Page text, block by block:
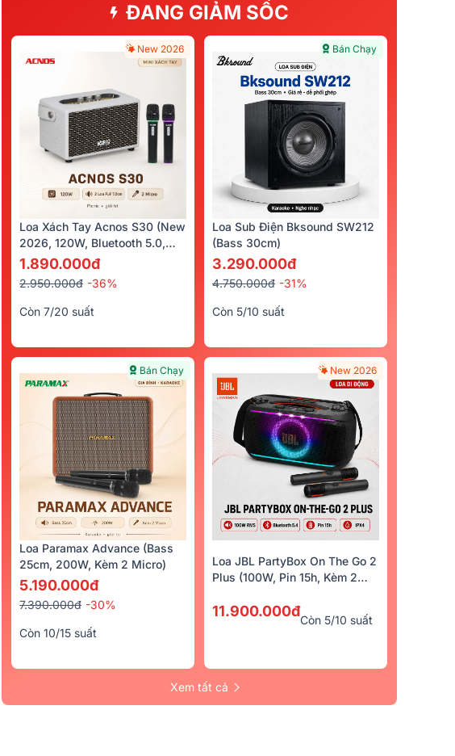
Trả Góp 0%
Micro Không Dây BCE Vip
9.490.000đ
12.030.000đ -21%
Tặng PMH trị giá200.000đ
(25)
Chân Loa Sắt 3 Chân Boyong
1.100.000đ
1.500.000đ -27%
(2)
ĐANG GIẢM SỐC
New 2026
Loa Xách Tay Acnos S30 (New
2026, 120W, Bluetooth 5.0,
Kèm 2 Tay Micro)
1.890.000đ
2.950.000đ -36%
Còn 7/20 suất
Bán Chạy
Loa Sub Điện Bksound SW212
(bass 30cm)
3.290.000đ
4.750.000đ -31%
Còn 5/10 suất
Bán Chạy
Loa Paramax Advance (Bass
25cm, 200W, Kèm 2 Micro)
5.190.000đ
7.390.000đ -30%
Còn 10/15 suất
New 2026
Loa JBL PartyBox On The Go 2
Plus (100W, Pin 15h, Kèm 2
11.900.000đ
Còn 5/10 suất
Xem tất cả